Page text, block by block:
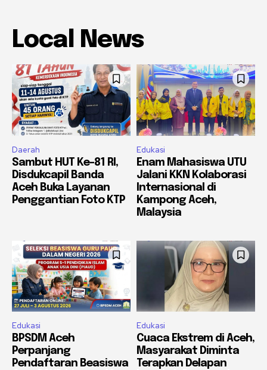
Local News
Daerah
Sambut HUT Ke-81 RI,
Disdukcapil Banda
Aceh Buka Layanan
Penggantian Foto KTP
Edukasi
Enam Mahasiswa UTU
Jalani KKN Kolaborasi
Internasional di
Kampong Aceh,
Malaysia
Edukasi
BPSDM Aceh
Perpanjang
Pendaftaran Beasiswa
Edukasi
Cuaca Ekstrem di Aceh,
Masyarakat Diminta
Terapkan Delapan